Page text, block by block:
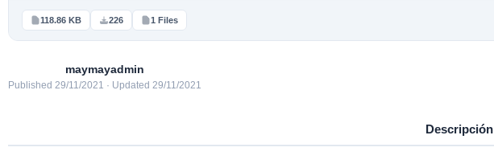
118.86 KB 226 1 Files
maymayadmin
Published 29/11/2021 · Updated 29/11/2021
Descripción